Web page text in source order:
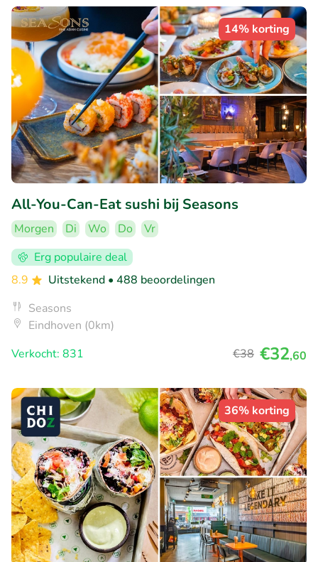
14% korting
All-You-Can-Eat sushi bij Seasons
Morgen Di Wo Do
Vr
Erg populaire deal
8.9
Uitstekend • 488 beoordelingen
Seasons
Eindhoven (0km)
Verkocht: 831
€38 €32,60
36% korting